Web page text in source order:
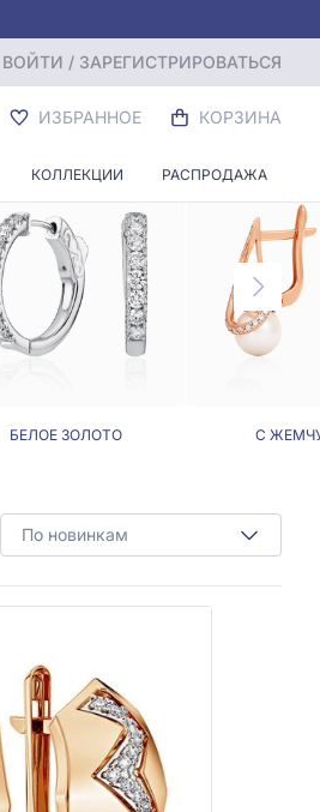
ВОЙТИ / ЗАРЕГИСТРИРОВАТЬСЯ
ИЗБРАННОЕ КОРЗИНА
КОЛЛЕКЦИИ РАСПРОДАЖА
БЕЛОЕ ЗОЛОТО С
По новинкам